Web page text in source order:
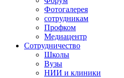
Фотогалерея
сотрудникам
Профком
Медиацентр
Сотрудничество
Школы
Вузы
НИИ и клиники